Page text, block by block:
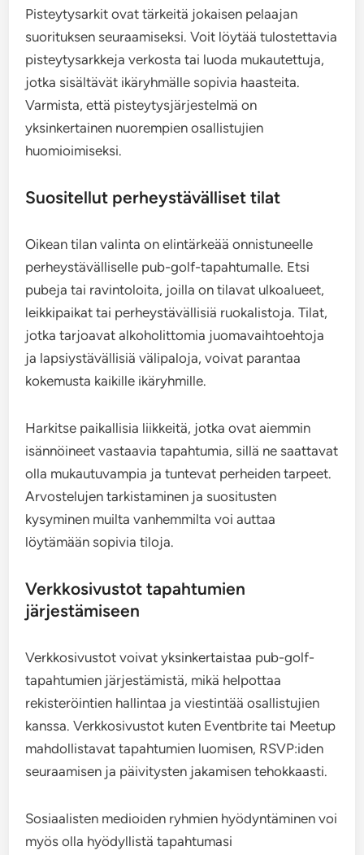
Pisteytysarkit ovat tärkeitä jokaisen pelaajan
suorituksen seuraamiseksi. Voit löytää tulostettavia
pisteytysarkkeja verkosta tai luoda mukautettuja,
jotka sisältävät ikäryhmälle sopivia haasteita.
Varmista, että pisteytysjärjestelmä on
yksinkertainen nuorempien osallistujien
huomioimiseksi.
Suositellut perheystävälliset tilat
Oikean tilan valinta on elintärkeää onnistuneelle
perheystävälliselle pub-golf-tapahtumalle. Etsi
pubeja tai ravintoloita, joilla on tilavat ulkoalueet,
leikkipaikat tai perheystävällisiä ruokalistoja. Tilat,
jotka tarjoavat alkoholittomia juomavaihtoehtoja
ja lapsiystävällisiä välipaloja, voivat parantaa
kokemusta kaikille ikäryhmille.
Harkitse paikallisia liikkeitä, jotka ovat aiemmin
isännöineet vastaavia tapahtumia, sillä ne saattavat
olla mukautuvampia ja tuntevat perheiden tarpeet.
Arvostelujen tarkistaminen ja suositusten
kysyminen muilta vanhemmilta voi auttaa
löytämään sopivia tiloja.
Verkkosivustot tapahtumien
järjestämiseen
Verkkosivustot voivat yksinkertaistaa pub-golf-
tapahtumien järjestämistä, mikä helpottaa
rekisteröintien hallintaa ja viestintää osallistujien
kanssa. Verkkosivustot kuten Eventbrite tai Meetup
mahdollistavat tapahtumien luomisen, RSVP:iden
seuraamisen ja päivitysten jakamisen tehokkaasti.
Sosiaalisten medioiden ryhmien hyödyntäminen voi
myös olla hyödyllistä tapahtumasi